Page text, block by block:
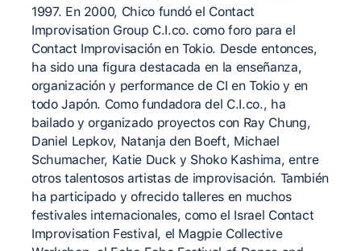
1997. En 2000, Chico fundó el Contact
Improvisation Group C.I.co. como foro para el
Contact Improvisación en Tokio. Desde entonces,
ha sido una figura destacada en la enseñanza,
organización y performance de CI en Tokio y en
todo Japón. Como fundadora del C.I.co., ha
bailado y organizado proyectos con Ray Chung,
Daniel Lepkov, Natanja den Boeft, Michael
Schumacher, Katie Duck y Shoko Kashima, entre
otros talentosos artistas de improvisación. También
ha participado y ofrecido talleres en muchos
festivales internacionales, como el Israel Contact
Improvisation Festival, el Magpie Collective